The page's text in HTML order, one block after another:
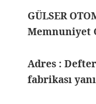
GÜLSER
Adres :
fabrikası